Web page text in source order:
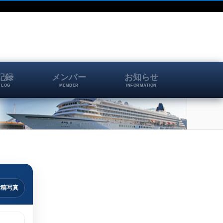
録
LOG
メンバー
MEMBER
お知らせ
INFORMATION
写真